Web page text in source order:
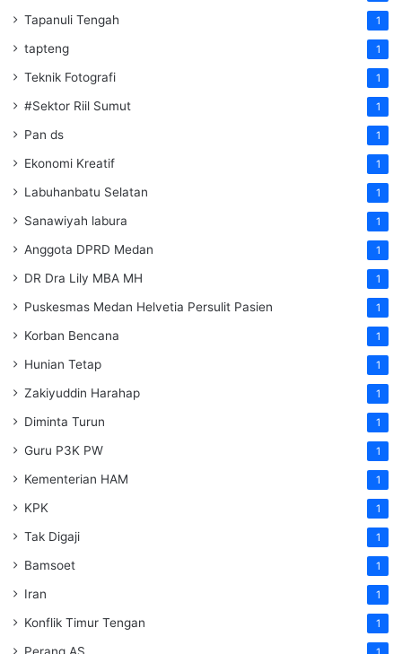
Tapanuli Tengah 1
tapteng 1
Teknik Fotografi 1
#Sektor Riil Sumut 1
Pan ds 1
Ekonomi Kreatif 1
Labuhanbatu Selatan 1
Sanawiyah labura 1
Anggota DPRD Medan 1
DR Dra Lily MBA MH 1
Puskesmas Medan Helvetia Persulit Pasien 1
Korban Bencana 1
Hunian Tetap 1
Zakiyuddin Harahap 1
Diminta Turun 1
Guru P3K PW 1
Kementerian HAM 1
KPK 1
Tak Digaji 1
Bamsoet 1
Iran 1
Konflik Timur Tengan 1